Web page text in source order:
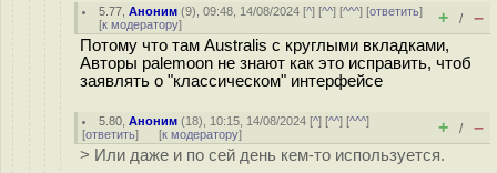
5.77 ,Аноним (9), 09:48, 14/08/2024 [^] [^^] [^^^] [ответить]
[к модератору] + / –
Потому что там Australis с круглыми вкладками,
Авторы palemoon не знают как это исправить, чтоб
заявлять о "классическом" интерфейсе
5.80 ,Аноним (18), 10:15, 14/08/2024 [^] [^^] [^^^]
[ответить] [к модератору] + / –
> Или даже и по сей день кем-то используется.